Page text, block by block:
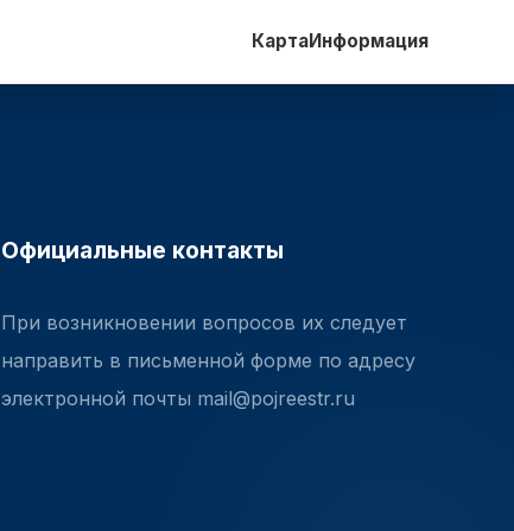
КартаИнформация
Официальные контакты
При возникновении вопросов их следует
направить в письменной форме по адресу
электронной почты mail@pojreestr.ru